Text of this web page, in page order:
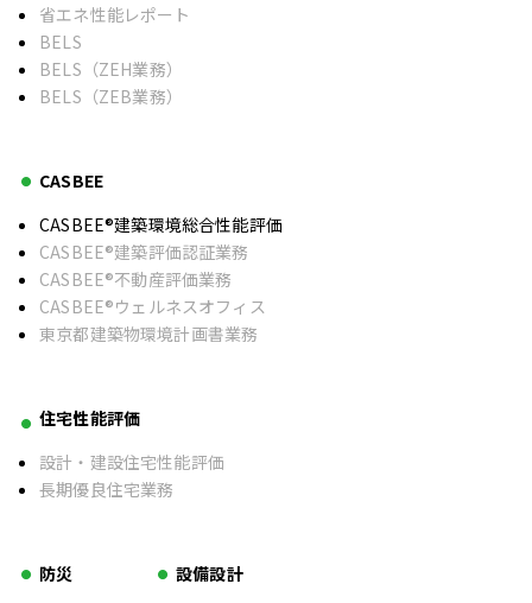
省エネ性能レポート
BELS
BELS（ZEH業務）
BELS（ZEB業務）
CASBEE
CASBEE®建築環境総合性能評価
CASBEE®建築評価認証業務
CASBEE®不動産評価業務
CASBEE®ウェルネスオフィス
東京都建築物環境計画書業務
住宅性能評価
設計・建設住宅性能評価
長期優良住宅業務
防災
設備設計